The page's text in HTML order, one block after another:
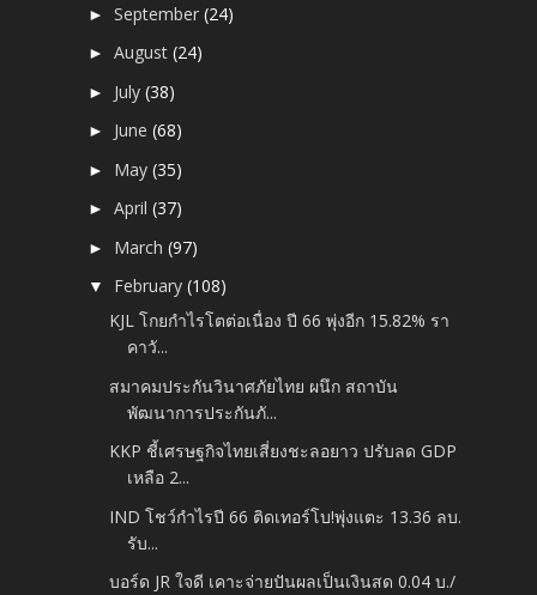
►September(24)
►August(24)
► July(38)
► June(68)
► May(35)
►April(37)
► March(97)
▼ February(108)
KJL โกยกำไรโตต่อเนื่อง ปี 66 พุ่งอีก 15.82% รา
คาวั...
สมาคมประกันวินาศภัยไทย ผนึก สถาบัน
พัฒนาการประกันภั...
KKP ชี้เศรษฐกิจไทยเสี่ยงชะลอยาว ปรับลด GDP
เหลือ 2...
IND โชว์กำไรปี 66 ติดเทอร์โบ!พุ่งแตะ 13.36 ลบ.
รับ...
บอร์ด JR ใจดี เคาะจ่ายปันผลเป็นเงินสด 0.04 บ./